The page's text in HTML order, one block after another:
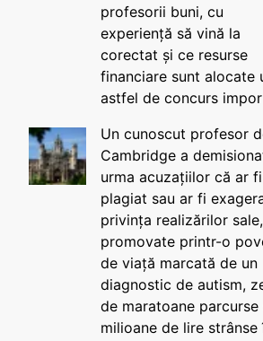
profesorii buni, cu
experiență să vină la
corectat și ce resurse
financiare sunt alocate
astfel de concurs
Un cunoscut profesor
Cambridge a
urma acuzațiilor că ar fi
plagiat sau ar fi
privința realizărilor sale,
promovate printr-o
de viață marcată de un
diagnostic de autism,
de maratoane parcurse
milioane de lire strânse